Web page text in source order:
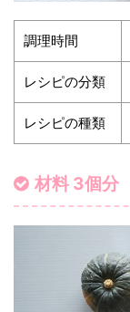
調理時間
レシピの分類
レシピの種類
材料 3個分